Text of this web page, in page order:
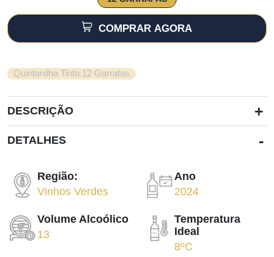
COMPRAR AGORA
Quintanilha Tinto 12 Garrafas
DESCRIÇÃO +
DETALHES -
Região:
Vinhos Verdes
Ano
2024
Volume Alcoólico
13
Temperatura
Ideal
8ºC